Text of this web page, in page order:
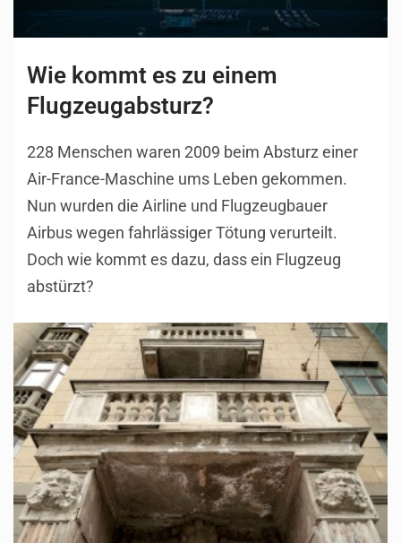
Wie kommt es zu einem
Flugzeugabsturz?
228 Menschen waren 2009 beim Absturz einer
Air-France-Maschine ums Leben gekommen.
Nun wurden die Airline und Flugzeugbauer
Airbus wegen fahrlässiger Tötung verurteilt.
Doch wie kommt es dazu, dass ein Flugzeug
abstürzt?